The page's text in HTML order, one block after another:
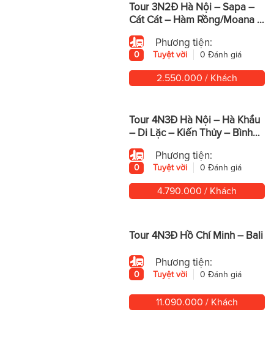
Tour 3N2Đ Hà Nội – Sapa –
Cát Cát – Hàm Rồng/Moana –
Fansipan
Phương tiện:
0 Tuyệt vời 0 Đánh giá
2.550.000 / Khách
Tour 4N3Đ Hà Nội – Hà Khẩu
– Di Lặc – Kiến Thủy – Bình
Biên – Mông Tự
Phương tiện:
0 Tuyệt vời 0 Đánh giá
4.790.000 / Khách
Tour 4N3Đ Hồ Chí Minh – Bali
Phương tiện:
0 Tuyệt vời 0 Đánh giá
11.090.000 / Khách